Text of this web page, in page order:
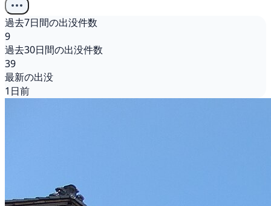
過去7日間の出没件数
9
過去30日間の出没件数
39
最新の出没
1日前